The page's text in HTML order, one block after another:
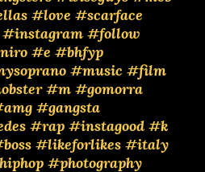
#love #scarface
#instagram #follow
#e #bhfyp
#music #film
#m #gomorra
#gangsta
#rap #instagood #k
#likeforlikes #italy
#photography